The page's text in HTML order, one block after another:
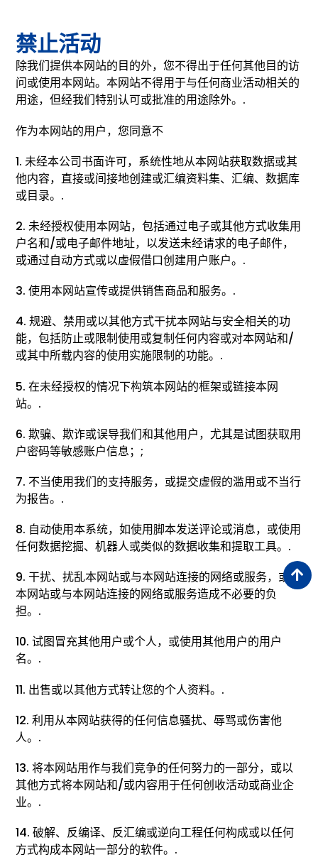
禁止活动
除我们提供本网站的目的外，您不得出于任何其他目的访
问或使用本网站。本网站不得用于与任何商业活动相关的
用途，但经我们特别认可或批准的用途除外。.
作为本网站的用户，您同意不
1. 未经本公司书面许可，系统性地从本网站获取数据或其
他内容，直接或间接地创建或汇编资料集、汇编、数据库
或目录。.
2. 未经授权使用本网站，包括通过电子或其他方式收集用
户名和/或电子邮件地址，以发送未经请求的电子邮件，
或通过自动方式或以虚假借口创建用户账户。.
3. 使用本网站宣传或提供销售商品和服务。.
4. 规避、禁用或以其他方式干扰本网站与安全相关的功
能，包括防止或限制使用或复制任何内容或对本网站和/
或其中所载内容的使用实施限制的功能。.
5. 在未经授权的情况下构筑本网站的框架或链接本网
站。.
6. 欺骗、欺诈或误导我们和其他用户，尤其是试图获取用
户密码等敏感账户信息；;
7. 不当使用我们的支持服务，或提交虚假的滥用或不当行
为报告。.
8. 自动使用本系统，如使用脚本发送评论或消息，或使用
任何数据挖掘、机器人或类似的数据收集和提取工具。.
9. 干扰、扰乱本网站或与本网站连接的网络或服务，或对
本网站或与本网站连接的网络或服务造成不必要的负
担。.
10. 试图冒充其他用户或个人，或使用其他用户的用户
名。.
11. 出售或以其他方式转让您的个人资料。.
12. 利用从本网站获得的任何信息骚扰、辱骂或伤害他
人。.
13. 将本网站用作与我们竞争的任何努力的一部分，或以
其他方式将本网站和/或内容用于任何创收活动或商业企
业。.
14. 破解、反编译、反汇编或逆向工程任何构成或以任何
方式构成本网站一部分的软件。.